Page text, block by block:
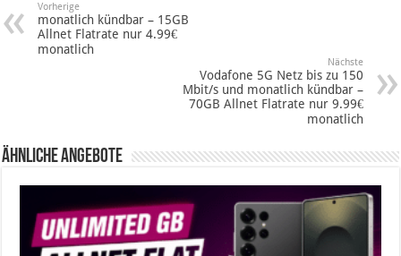
Vorherige
monatlich kündbar – 15GB
Allnet Flatrate nur 4.99€
monatlich
Nächste
Vodafone 5G Netz bis zu 150
Mbit/s und monatlich kündbar –
70GB Allnet Flatrate nur 9.99€
monatlich
Ähnliche Angebote